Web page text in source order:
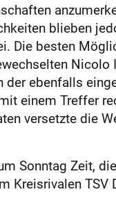
blieben
Die besten
der ebenfalls
einem Treffer
versetzte die
Sonntag Zeit,
Kreisrivalen TSV